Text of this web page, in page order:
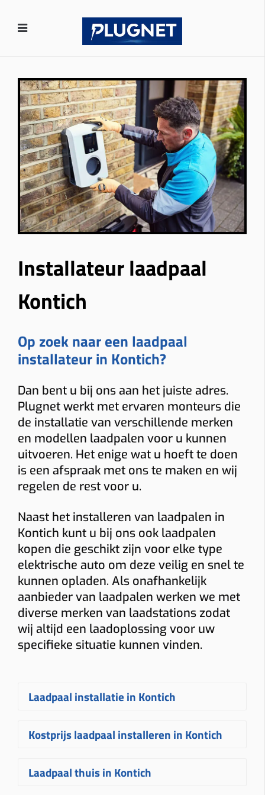
Installateur laadpaal
Kontich
Op zoek naar een laadpaal
installateur in Kontich?
Dan bent u bij ons aan het juiste adres.
Plugnet werkt met ervaren monteurs die
de installatie van verschillende merken
en modellen laadpalen voor u kunnen
uitvoeren. Het enige wat u hoeft te doen
is een afspraak met ons te maken en wij
regelen de rest voor u.
Naast het installeren van laadpalen in
Kontich kunt u bij ons ook laadpalen
kopen die geschikt zijn voor elke type
elektrische auto om deze veilig en snel te
kunnen opladen. Als onafhankelijk
aanbieder van laadpalen werken we met
diverse merken van laadstations zodat
wij altijd een laadoplossing voor uw
specifieke situatie kunnen vinden.
Laadpaal installatie in Kontich
Een
laadpaal laten installeren in
Kontich gebeurt bij Plugnet volledig
snel een vrijblijvendeofferte
Kostprijs laadpaal installeren in Kontich
De
prijs voor een laadpaal installeren
in Kontich hangt af van verschillende
Laadpaal thuis in Kontich